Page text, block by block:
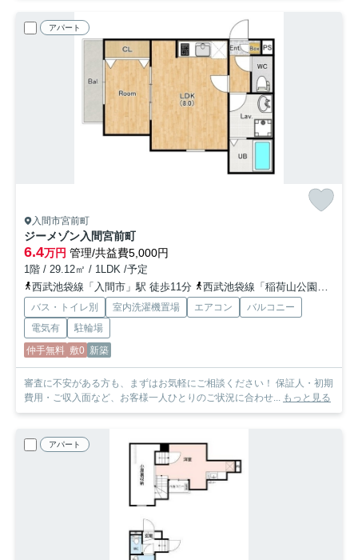
アパート
入間市宮前町
ジーメゾン入間宮前町
6.4万円 管理/共益費5,000円
1階 / 29.12㎡ / 1LDK /予定
西武池袋線「入間市」駅 徒歩11分
西武池袋線「稲荷山公園」駅 徒歩26分
バス・トイレ別 室内洗濯機置場 エアコン
バルコニー
電気有
駐輪場
仲手無料 敷0 新築
審査に不安がある方も、まずはお気軽にご相談ください！ 保証人・初期
費用・ご収入面など、お客様一人ひとりのご状況に合わせ...
もっと見る
アパート